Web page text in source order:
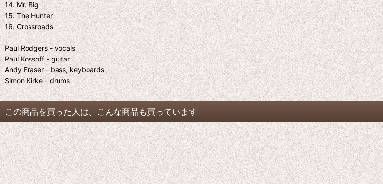
14. Mr. Big
15. The Hunter
16. Crossroads
Paul Rodgers - vocals
Paul Kossoff - guitar
Andy Fraser - bass, keyboards
Simon Kirke - drums
この商品を買った人は、こんな商品も買っています